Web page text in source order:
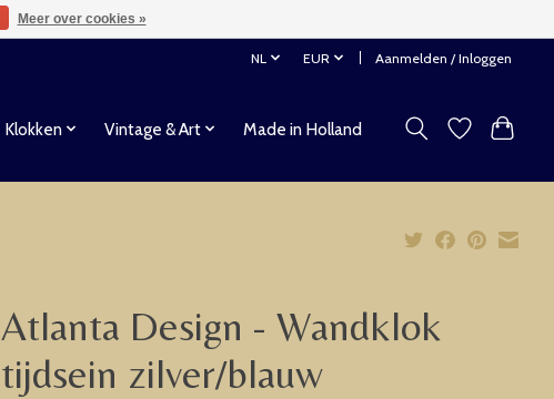
NL EUR Aanmelden / Inloggen
Klokken Vintage & Art Made in Holland
Atlanta Design - Wandklok
tijdsein zilver/blauw
Meer over cookies »